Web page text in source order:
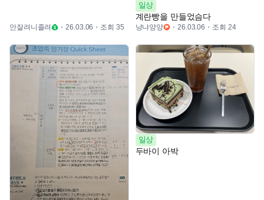
안잘려니졸려 26.03.06 조회 35
일상
계란빵을 만들었슴다
냥냐양양 26.03.06 조회 24
일상
두바이 아박